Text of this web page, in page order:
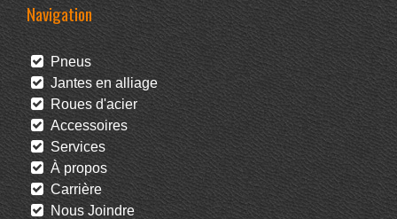
Navigation
Pneus
Jantes en alliage
Roues d'acier
Accessoires
Services
À propos
Carrière
Nous Joindre